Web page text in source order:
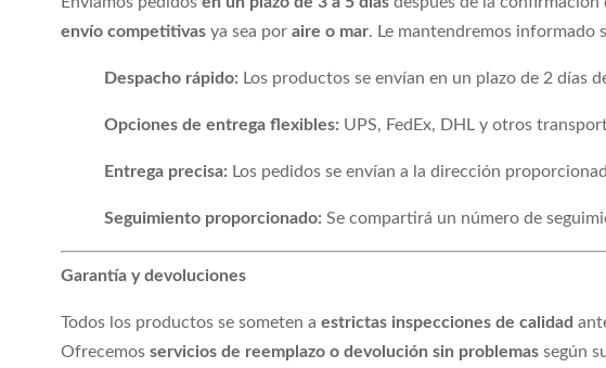
envío competitivas ya sea por aire o mar. Le mantendremos informado
Despacho rápido: Los productos se envían en un plazo de 2 días
Opciones de entrega flexibles: UPS, FedEx, DHL y otros
Entrega precisa: Los pedidos se envían a la dirección
Seguimiento proporcionado: Se compartirá un número de
Garantía y devoluciones
Todos los productos se someten a estrictas inspecciones de calidad
Ofrecemos servicios de reemplazo o devolución sin problemas según